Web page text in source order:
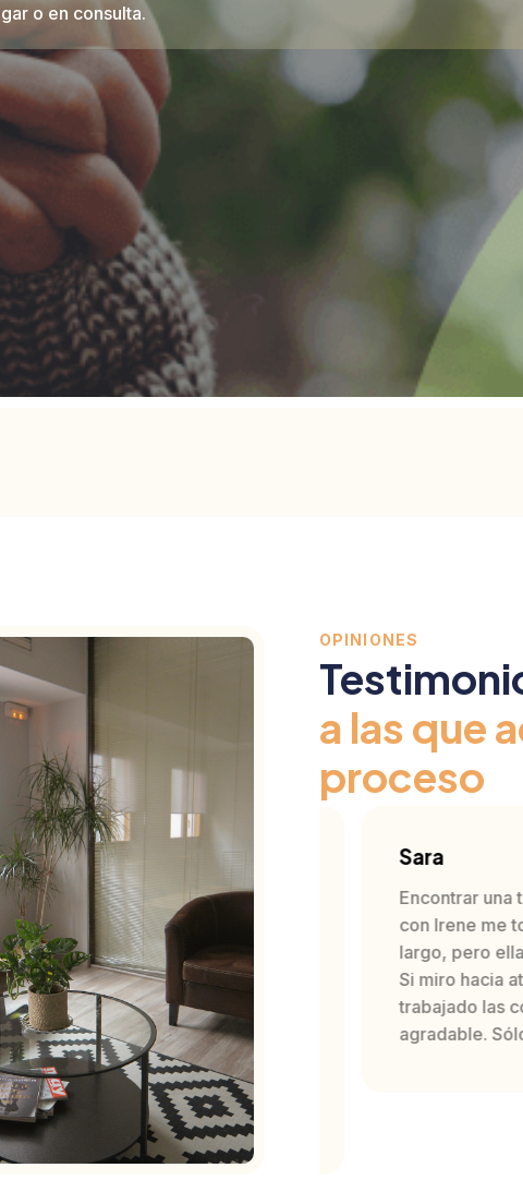
o en consulta.
OPINIONES
a las que
proceso
en todos los aspectos.
muy simpática, cercana y
y mis valores. Me ha ayudado
bloqueado y su
LGTBI fue de ayuda. Su
orientación práctica ha
los servicios
emocional y un cambio
Irene!
Sara
Encontrar una
con Irene me tocó
largo, pero ella
Si miro hacia
trabajado las
agradable. Sólo